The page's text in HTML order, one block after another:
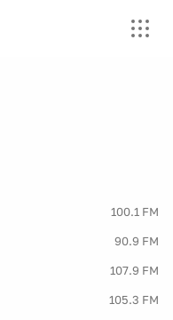
100.1 FM
90.9 FM
107.9 FM
105.3 FM